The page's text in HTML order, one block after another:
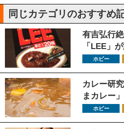
同じカテゴリのおすすめ
有吉弘行
「LEE」
ホビー
カレー研
まカレー
ホビー